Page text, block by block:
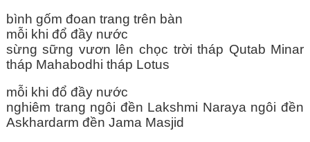
bình gốm đoan trang trên bàn
mỗi khi đổ đầy nước
sừng sững vươn lên chọc trời tháp Qutab Minar
tháp Mahabodhi tháp Lotus
mỗi khi đổ đầy nước
nghiêm trang ngôi đền Lakshmi Naraya ngôi đền
Askhardarm đền Jama Masjid